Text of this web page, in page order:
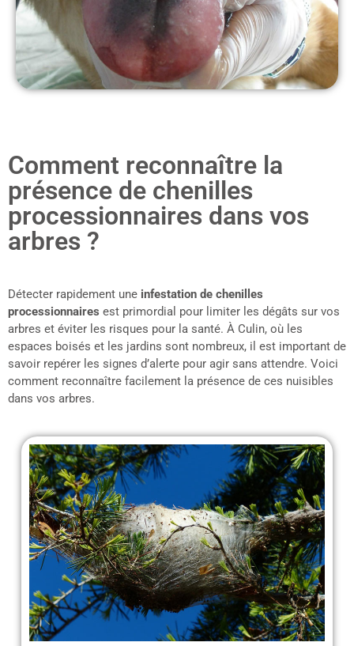
Comment reconnaître la
présence de chenilles
processionnaires dans vos
arbres ?
Détecter rapidement une infestation de chenilles
processionnaires est primordial pour limiter les dégâts sur vos
arbres et éviter les risques pour la santé. À Culin, où les
espaces boisés et les jardins sont nombreux, il est important de
savoir repérer les signes d’alerte pour agir sans attendre. Voici
comment reconnaître facilement la présence de ces nuisibles
dans vos arbres.